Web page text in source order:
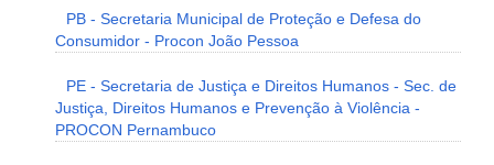
PB - Secretaria Municipal de Proteção e Defesa do
Consumidor - Procon João Pessoa
PE - Secretaria de Justiça e Direitos Humanos - Sec. de
Justiça, Direitos Humanos e Prevenção à Violência -
PROCON Pernambuco